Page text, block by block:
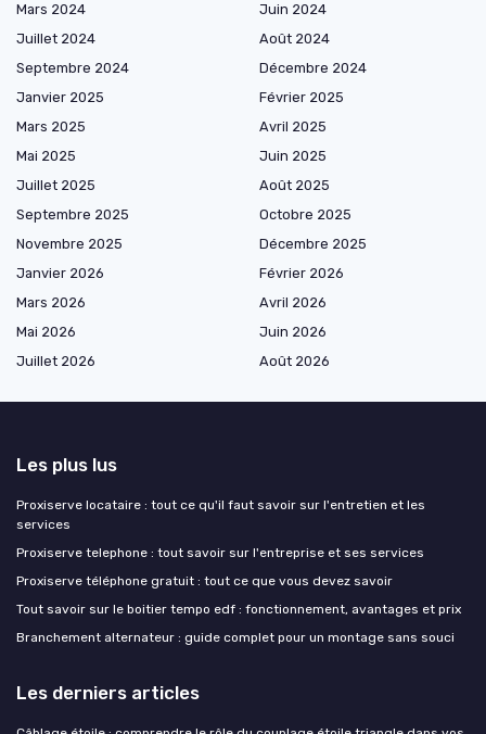
Mars 2024
Juin 2024
Juillet 2024
Août 2024
Septembre 2024
Décembre 2024
Janvier 2025
Février 2025
Mars 2025
Avril 2025
Mai 2025
Juin 2025
Juillet 2025
Août 2025
Septembre 2025
Octobre 2025
Novembre 2025
Décembre 2025
Janvier 2026
Février 2026
Mars 2026
Avril 2026
Mai 2026
Juin 2026
Juillet 2026
Août 2026
Les plus lus
Proxiserve locataire : tout ce qu'il faut savoir sur l'entretien et les
services
Proxiserve telephone : tout savoir sur l'entreprise et ses services
Proxiserve téléphone gratuit : tout ce que vous devez savoir
Tout savoir sur le boitier tempo edf : fonctionnement, avantages et prix
Branchement alternateur : guide complet pour un montage sans souci
Les derniers articles